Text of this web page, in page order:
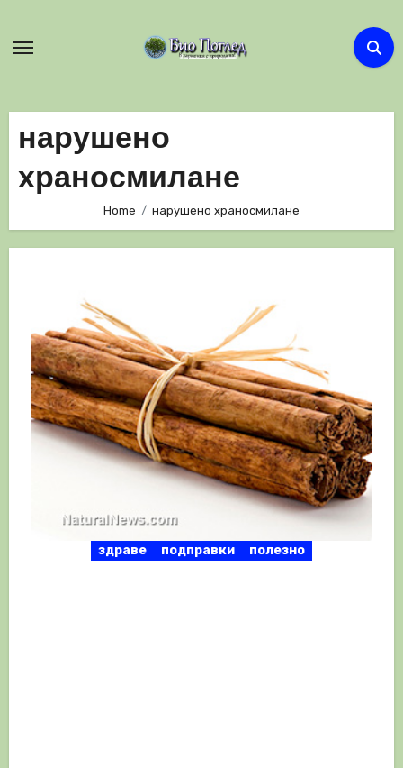
нарушено
храносмилане
Home нарушено храносмилане
здраве подправки полезно